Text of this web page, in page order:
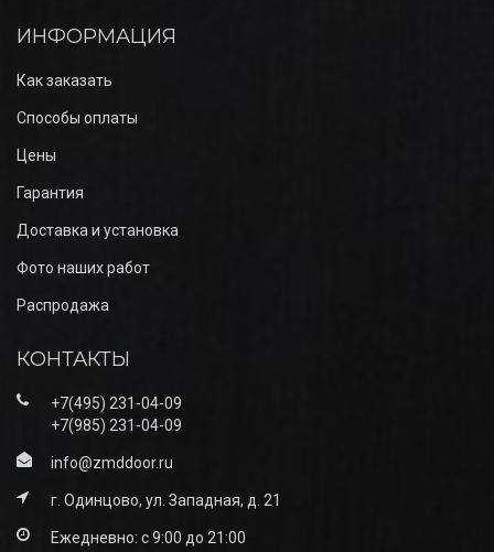
ИНФОРМАЦИЯ
Как заказать
Способы оплаты
Цены
Гарантия
Доставка и установка
Фото наших работ
Распродажа
КОНТАКТЫ
+7(495) 231-04-09
+7(985) 231-04-09
info@zmddoor.ru
г. Одинцово, ул. Западная, д. 21
Ежедневно: с 9:00 до 21:00